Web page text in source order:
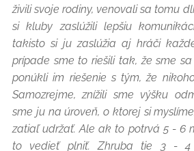
živili svoje rodiny, venovali sa tomu
si kluby zaslúžili lepšiu
takisto si ju zaslúžia aj hráči
prípade sme to riešili tak, že sme
ponúkli im riešenie s tým, že
Samozrejme, znížili sme výšku
sme ju na úroveň, o ktorej si
zatiaľ udržať. Ale ak to potrvá 5 - 6
to vedieť plniť. Zhruba tie 3 - 4